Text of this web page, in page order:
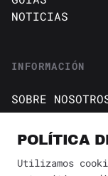
NOTICIAS
INFORMACIÓN
SOBRE
CONTACTO
Política de
AVISO DE
POLÍTICA
Utilizamos